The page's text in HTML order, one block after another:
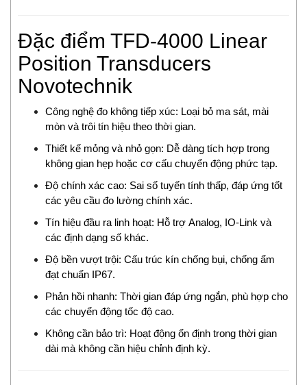
DELTA + ELEKTROGAS
Delta Ohm
Delta Sensor
DIAS Vietnam
DIN.AL S.r.L
Dittmer Vietnam
DIXON VALVE
DOLD Vietnam
DRESSER UTILITY SOLUTIONS
Dumore solenoids
Dungs
Dwyer
EBMPAPST
Đặc điểm TFD-4000 Linear
Position Transducers
Novotechnik
Công nghệ đo không tiếp xúc: Loại bỏ ma sát, mài
mòn và trôi tín hiệu theo thời gian.
Thiết kế mỏng và nhỏ gọn: Dễ dàng tích hợp trong
không gian hẹp hoặc cơ cấu chuyển động phức tạp.
Độ chính xác cao: Sai số tuyến tính thấp, đáp ứng tốt
các yêu cầu đo lường chính xác.
Tín hiệu đầu ra linh hoạt: Hỗ trợ Analog, IO-Link và
các định dạng số khác.
Độ bền vượt trội: Cấu trúc kín chống bụi, chống ẩm
đạt chuẩn IP67.
Phản hồi nhanh: Thời gian đáp ứng ngắn, phù hợp cho
các chuyển động tốc độ cao.
Không cần bảo trì: Hoạt động ổn định trong thời gian
dài mà không cần hiệu chỉnh định kỳ.